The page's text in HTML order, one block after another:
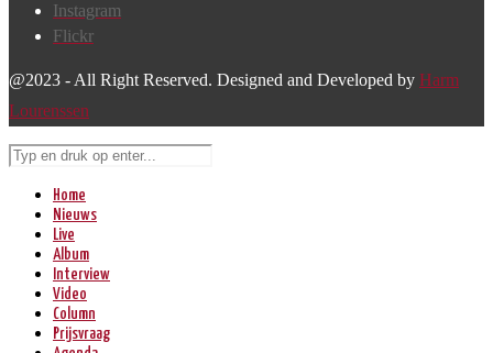
Instagram
Flickr
@2023 - All Right Reserved. Designed and Developed by Harm
Lourenssen
Home
Nieuws
Live
Album
Interview
Video
Column
Prijsvraag